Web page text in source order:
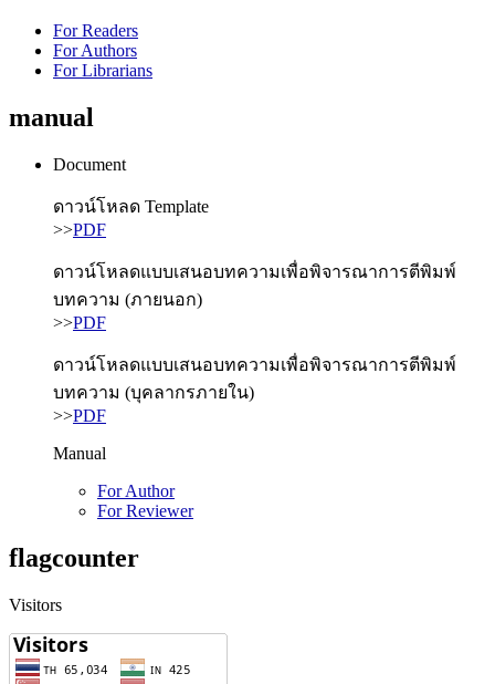
For Readers
For Authors
For Librarians
manual
Document
ดาวน์โหลด Template
>>PDF
ดาวน์โหลดแบบเสนอบทความเพื่อพิจารณาการตีพิมพ์
บทความ (ภายนอก)
>>PDF
ดาวน์โหลดแบบเสนอบทความเพื่อพิจารณาการตีพิมพ์
บทความ (บุคลากรภายใน)
>>PDF
Manual
For Author
For Reviewer
flagcounter
Visitors